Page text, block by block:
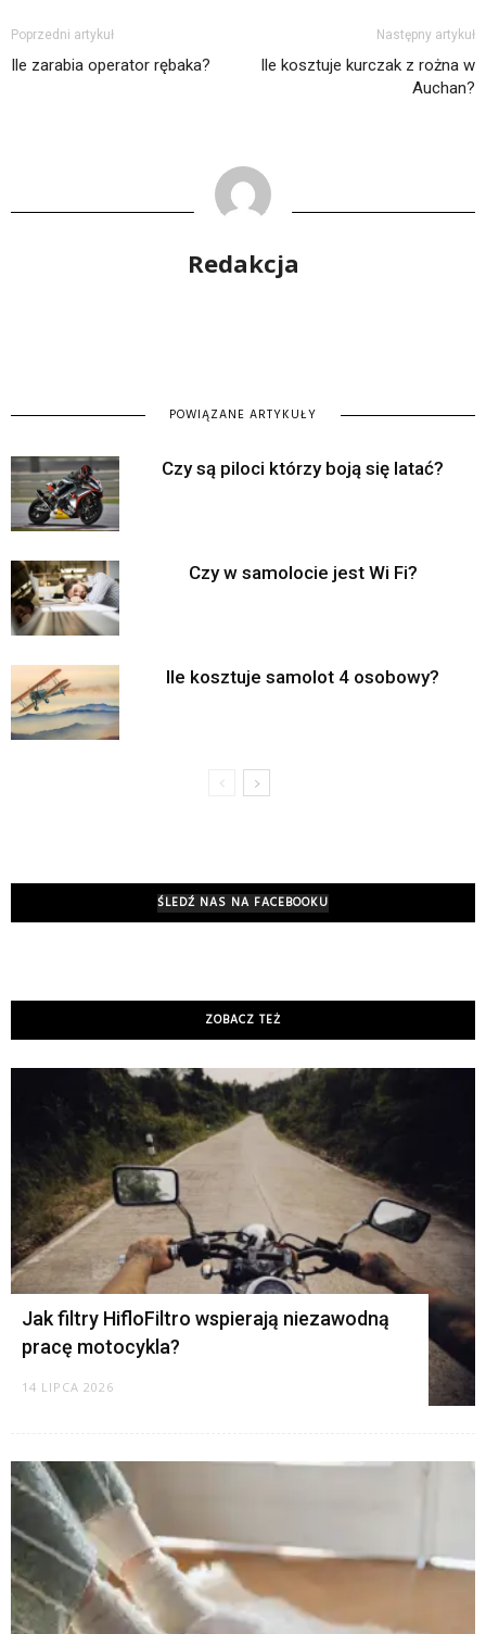
Poprzedni artykuł
Ile zarabia operator rębaka?
Następny artykuł
Ile kosztuje kurczak z rożna w
Auchan?
Redakcja
POWIĄZANE ARTYKUŁY
Czy są piloci którzy boją się latać?
Czy w samolocie jest Wi Fi?
Ile kosztuje samolot 4 osobowy?
ŚLEDŹ NAS NA FACEBOOKU
ZOBACZ TEŻ
Jak filtry HifloFiltro wspierają niezawodną
pracę motocykla?
14 LIPCA 2026